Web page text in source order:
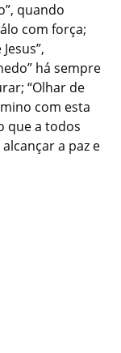
quando
com força;
há sempre
“Olhar de
com esta
que a todos
a paz e